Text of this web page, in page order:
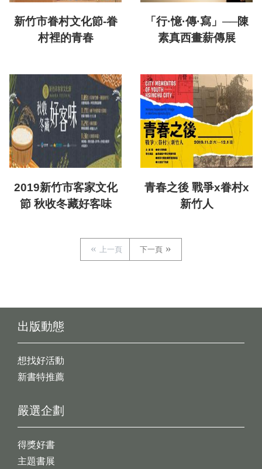
新竹市眷村文化節-眷
村裡的青春
「行·憶·傳·寫」──陳
素真西畫薪傳展
2019新竹市客家文化
節 秋收冬藏好客味
青春之後 戰爭x眷村x
新竹人
上一頁 下一頁
出版動態
想找好活動
新書特推薦
嚴選企劃
得獎好書
主題書展